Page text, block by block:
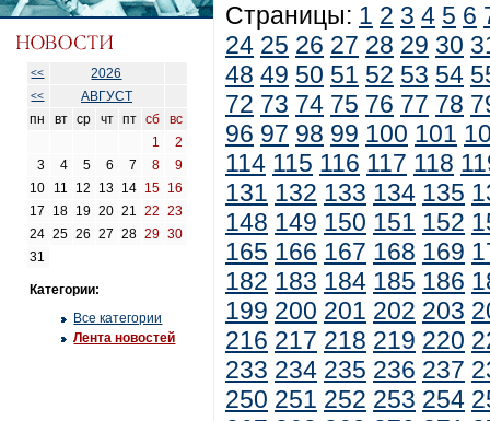
<< 2026
<<
АВГУСТ
пн
вт ср чт пт сб
вс
1
2
3
4 5 6 7 8
9
10
11 12 13 14 15 16
17
18 19 20 21 22
23
24 25 26 27 28 29 30
31
Категории:
Все категории
Лента новостей
Страницы: 1 2 3 4 5 6
24 25 26 27 28 29 30
48 49 50 51 52 53 54
72 73 74 75 76 77 78
96 97 98 99 100 101
114 115 116 117 118
131 132 133 134 135
148 149 150 151 152
165 166 167 168 169
182 183 184 185 186
199 200 201 202 203
216 217 218 219 220
233 234 235 236 237
250 251 252 253 254